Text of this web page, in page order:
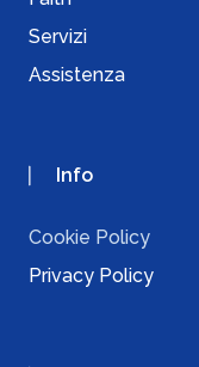
Servizi
Assistenza
Info
Cookie Policy
Privacy Policy